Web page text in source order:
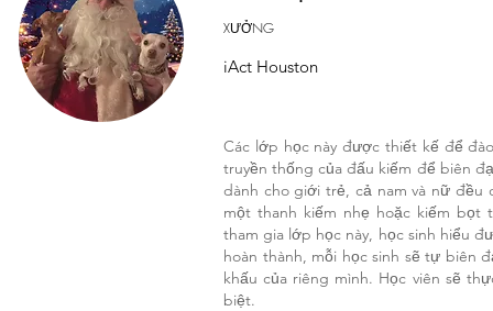
XƯỞNG
iAct Houston
Các lớp học này được thiết kế để
truyền thống của đấu kiếm để biên
dành cho giới trẻ, cả nam và nữ đều
một thanh kiếm nhẹ hoặc kiếm bọt
tham gia lớp học này, học sinh hiểu
hoàn thành, mỗi học sinh sẽ tự biên
khấu của riêng mình. Học viên sẽ
biệt.